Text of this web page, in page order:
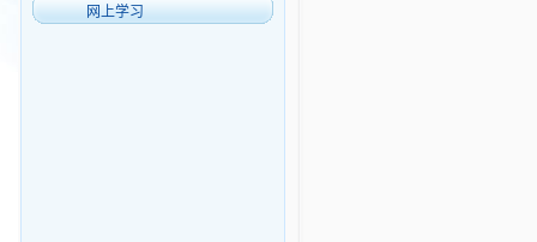
网上学习